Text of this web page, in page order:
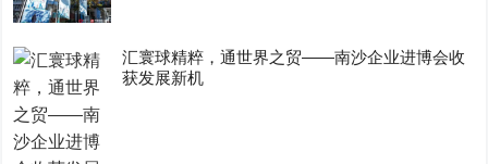
汇寰球精粹，通世界之贸——南沙企业进博会收
获发展新机